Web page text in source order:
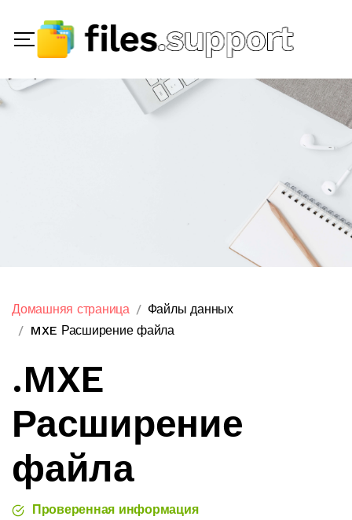
Домашняя страница
Файлы данных
MXE Расширение файла
.MXE
Расширение
файла
Проверенная информация